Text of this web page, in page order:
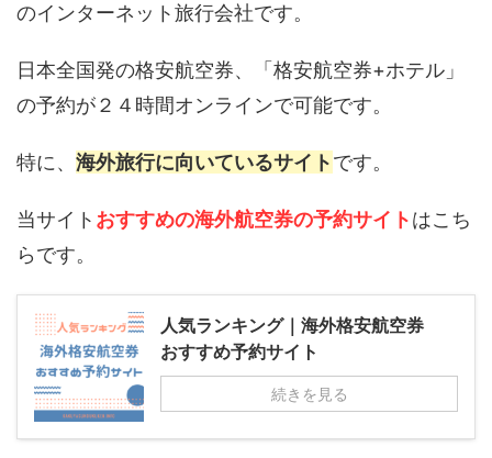
のインターネット旅行会社です。
日本全国発の格安航空券、「格安航空券+ホテル」
の予約が２４時間オンラインで可能です。
特に、 海外旅行に向いているサイトです。
当サイト おすすめの海外航空券の予約サイトはこち
らです。
人気ランキング｜海外格安航空券
おすすめ予約サイト
続きを見る